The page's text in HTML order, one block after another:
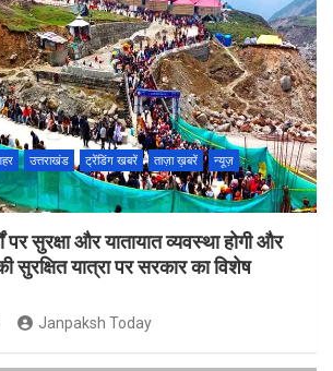
उत्तराखंड ट्रेंडिंग खबरें ताज़ा ख़बरें
न्यूज़
पर सुरक्षा और यातायात व्यवस्था होगी और
यात्रा पर सरकार का विशेष
Janpaksh Today